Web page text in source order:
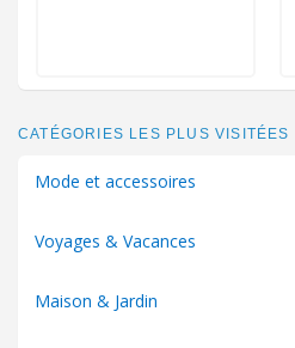
CATÉGORIES LES PLUS VISITÉES
Mode et accessoires
Voyages & Vacances
Maison & Jardin